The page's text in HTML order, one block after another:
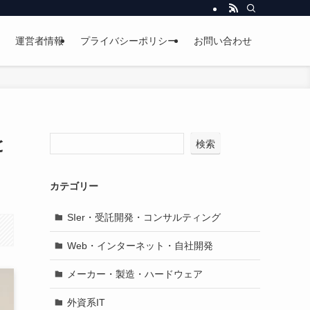
運営者情報 プライバシーポリシー お問い合わせ
検索
カテゴリー
SIer・受託開発・コンサルティング
Web・インターネット・自社開発
メーカー・製造・ハードウェア
外資系IT